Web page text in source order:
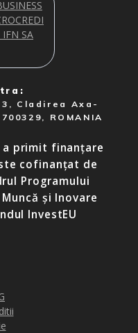
Cladirea Axa-
ROMANIA
a primit finanțare
cofinanțat de
Programului
și Inovare
InvestEU